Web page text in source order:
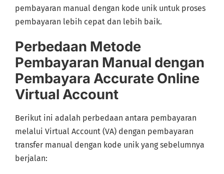
pembayaran manual dengan kode unik untuk proses
pembayaran lebih cepat dan lebih baik.
Perbedaan Metode
Pembayaran Manual dengan
Pembayara Accurate Online
Virtual Account
Berikut ini adalah perbedaan antara pembayaran
melalui Virtual Account (VA) dengan pembayaran
transfer manual dengan kode unik yang sebelumnya
berjalan: